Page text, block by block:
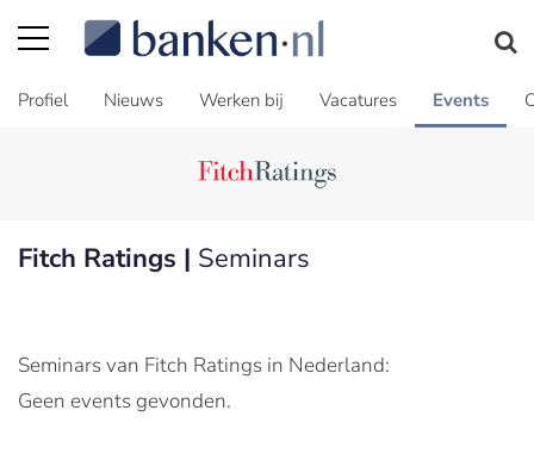
Profiel Nieuws Werken bij Vacatures Events
Fitch Ratings | Seminars
Seminars van Fitch Ratings in Nederland:
Geen events gevonden.